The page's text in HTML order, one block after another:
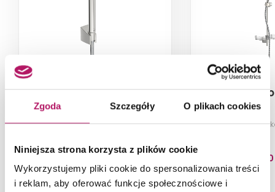
Zgoda Szczegóły O plikach cookies
Niniejsza strona korzysta z plików cookie
Wykorzystujemy pliki cookie do spersonalizowania treści
i reklam, aby oferować funkcje społecznościowe i
Oras Apollo 534
Zestaw natryskowy, chrom
257,20 PLN
Oras
Zestaw